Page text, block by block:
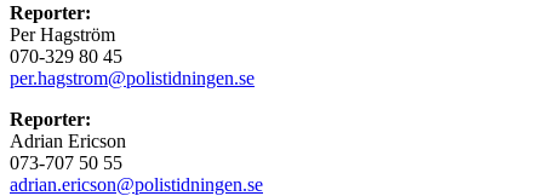
Reporter:
Per Hagström
070-329 80 45
per.hagstrom@polistidningen.se
Reporter:
Adrian Ericson
073-707 50 55
adrian.ericson@polistidningen.se